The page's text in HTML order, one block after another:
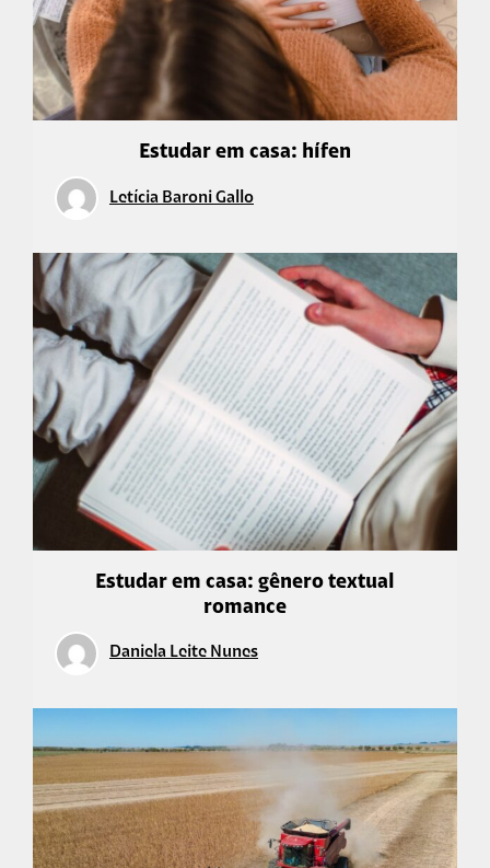
Estudar em casa: hífen
Letícia Baroni Gallo
Estudar em casa: gênero textual
romance
Daniela Leite Nunes